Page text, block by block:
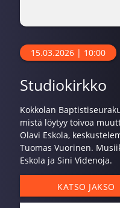
15.03.2026 | 10:00
Studiokirkko
Kokkolan
mistä löytyy toivoa
Olavi Eskola,
Tuomas Vuorinen.
Eskola ja Sini Videnoja.
KATSO JAKSO